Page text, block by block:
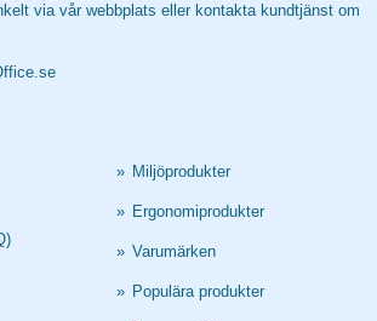
via vår webbplats eller kontakta kundtjänst om
» Miljöprodukter
» Ergonomiprodukter
» Varumärken
» Populära produkter